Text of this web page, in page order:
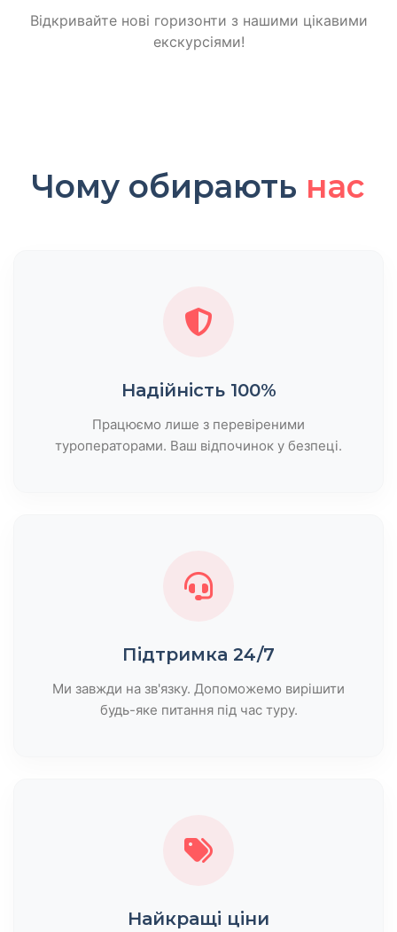
Відкривайте нові горизонти з нашими цікавими
екскурсіями!
Чому обирають нас
Надійність 100%
Працюємо лише з перевіреними
туроператорами. Ваш відпочинок у безпеці.
Підтримка 24/7
Ми завжди на зв'язку. Допоможемо вирішити
будь-яке питання під час туру.
Найкращі ціни